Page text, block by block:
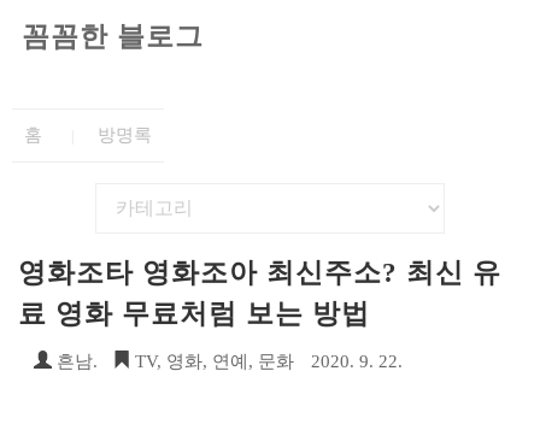
꼼꼼한 블로그
홈 방명록
영화조타 영화조아 최신주소? 최신 유
료 영화 무료처럼 보는 방법
흔남. TV, 영화, 연예, 문화 2020. 9. 22.